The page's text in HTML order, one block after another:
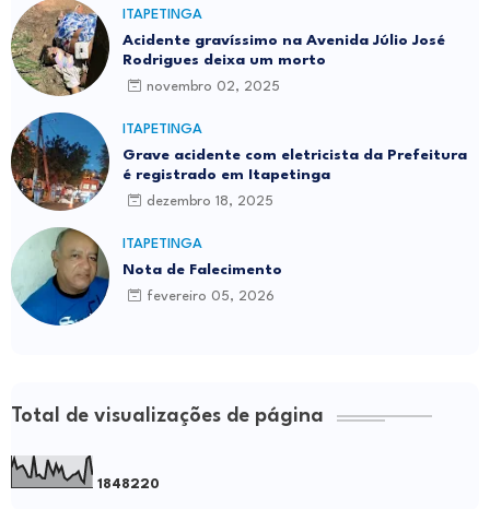
ITAPETINGA
Acidente gravíssimo na Avenida Júlio José
Rodrigues deixa um morto
novembro 02, 2025
ITAPETINGA
Grave acidente com eletricista da Prefeitura
é registrado em Itapetinga
dezembro 18, 2025
ITAPETINGA
Nota de Falecimento
fevereiro 05, 2026
Total de visualizações de página
1 848220